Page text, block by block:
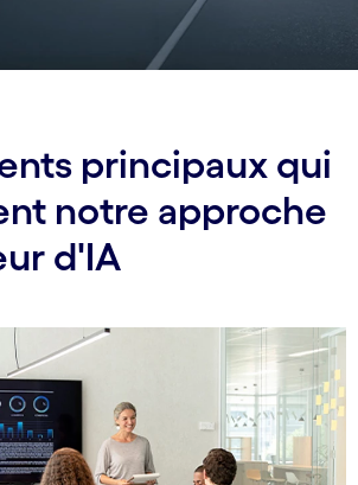
principaux qui
notre approche
d'IA